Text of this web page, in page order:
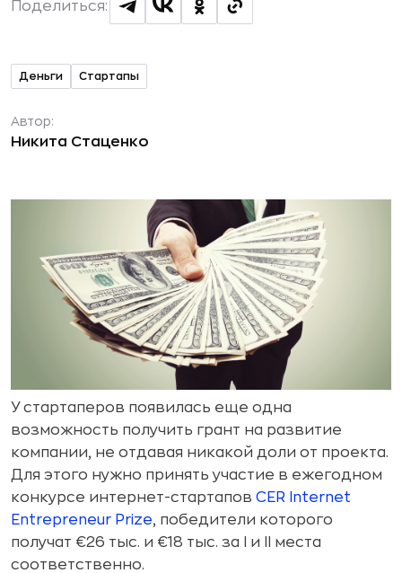
Поделиться:
Деньги Стартапы
Автор:
Никита Стаценко
У стартаперов появилась еще одна
возможность получить грант на развитие
компании, не отдавая никакой доли от проекта.
Для этого нужно принять участие в ежегодном
конкурсе интернет-стартапов CER Internet
Entrepreneur Prize, победители которого
получат €26 тыс. и €18 тыс. за I и II места
соответственно.